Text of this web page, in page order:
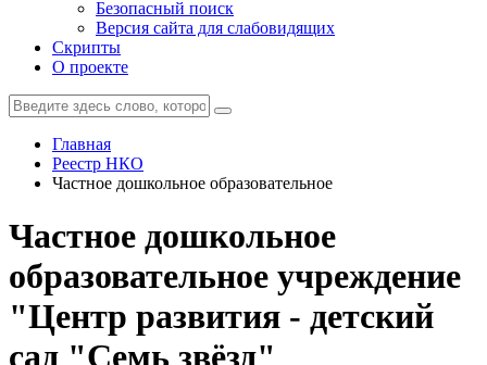
Безопасный поиск
Версия сайта для слабовидящих
Скрипты
О проекте
Главная
Реестр НКО
Частное дошкольное образовательное
Частное дошкольное
образовательное учреждение
"Центр развития - детский
сад "Семь звёзд"